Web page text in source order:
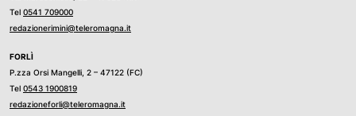
Tel 0541 709000
redazionerimini@teleromagna.it
FORLÌ
P.zza Orsi Mangelli, 2 – 47122 (FC)
Tel 0543 1900819
redazioneforli@teleromagna.it